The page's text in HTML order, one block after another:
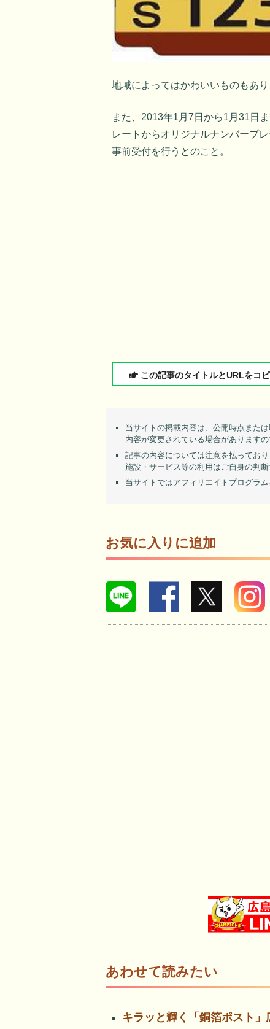
地域によってはかわいいものもあ
また、2013年1月7日から1月31日
レートからオリジナルナンバープ
事前受付を行うとのこと。
この記事のタイトルとURLをコ
当サイトの掲載内容は、公開時点また
内容が変更されている場合があります
記事の内容については注意を払ってお
施設・サービス等の利用はご自身の判断
当サイトではアフィリエイトプログラム
お気に入りに追加
あわせて読みたい
キラッと輝く「銅箔ポスト